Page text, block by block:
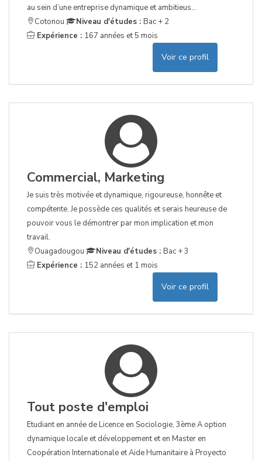
au sein d’une entreprise dynamique et ambitieus...
Cotonou
Niveau d'études : Bac + 2
Expérience : 167 années et 5 mois
Voir ce profil
Commercial, Marketing
Je suis très motivée et dynamique, rigoureuse, honnête et
compétente. Je possède ces qualités et serais heureuse de
pouvoir vous le démontrer par mon implication et mon
travail.
Ouagadougou
Niveau d'études : Bac + 3
Expérience : 152 années et 1 mois
Voir ce profil
Tout poste d'emploi
Etudiant en année de Licence en Sociologie, 3ème A option
dynamique locale et développement et en Master en
Coopération Internationale et Aide Humanitaire à Proyecto